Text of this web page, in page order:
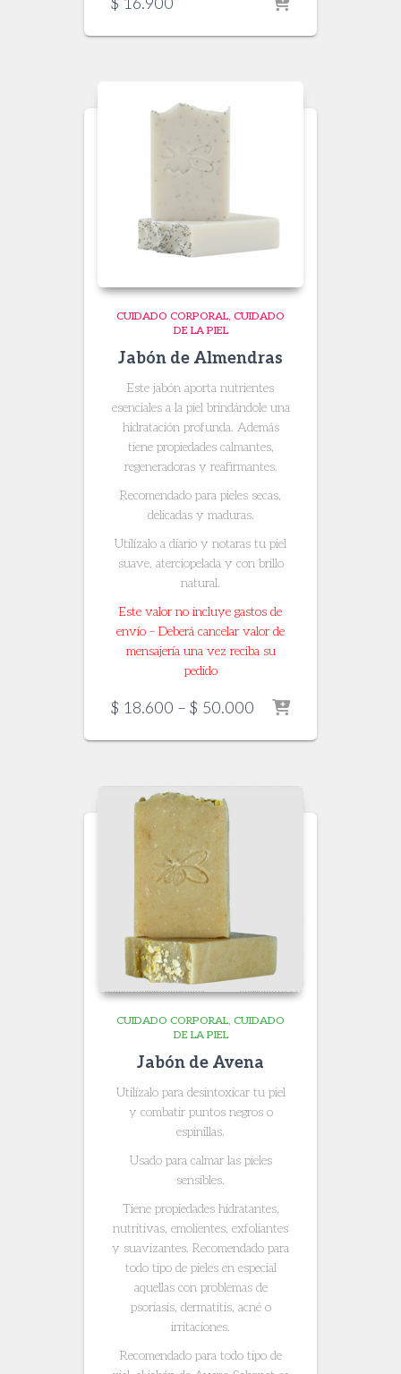
$ 16.900
CUIDADO CORPORAL CUIDADO
DE LA PIEL
Jabón de Almendras
Este jabón aporta nutrientes
esenciales a la piel brindándole una
hidratación profunda. Además
tiene propiedades calmantes,
regeneradoras y reafirmantes.
Recomendado para pieles secas,
delicadas y maduras.
Utilízalo a diario y notaras tu piel
suave, aterciopelada y con brillo
natural.
Este valor no incluye gastos de
envío – Deberá cancelar valor de
mensajería una vez reciba su
pedido
$ 18.600 – $ 50.000 Price
$ 18.600
$ 50.000
CUIDADO CORPORAL CUIDADO
DE LA PIEL
Jabón de Avena
Utilízalo para desintoxicar tu piel
y combatir puntos negros o
espinillas.
Usado para calmar las pieles
sensibles.
Tiene propiedades hidratantes,
nutritivas, emolientes, exfoliantes
y suavizantes. Recomendado para
todo tipo de pieles en especial
aquellas con problemas de
psoriasis, dermatitis, acné o
irritaciones.
Recomendado para todo tipo de